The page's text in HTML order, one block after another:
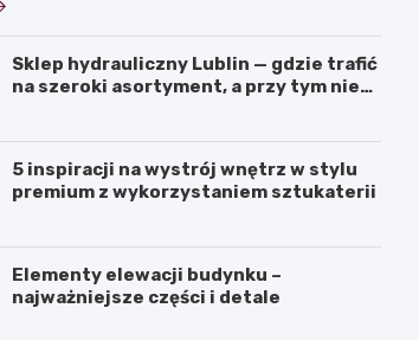
Sklep hydrauliczny Lublin — gdzie trafić
na szeroki asortyment, a przy tym nie
5 inspiracji na wystrój wnętrz w stylu
premium z wykorzystaniem sztukaterii
Elementy elewacji budynku –
najważniejsze części i detale